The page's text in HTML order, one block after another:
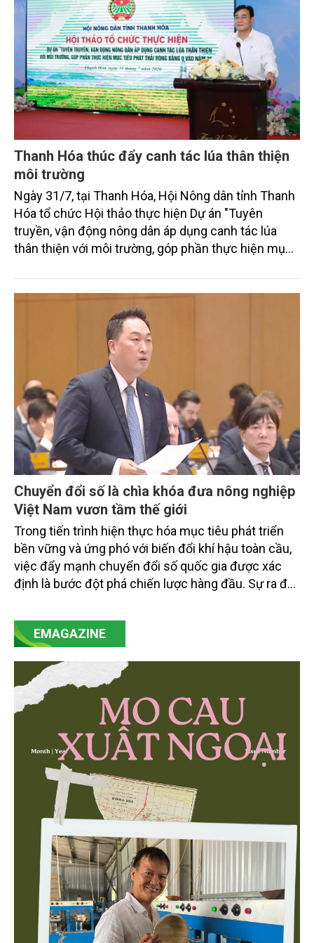
Thanh Hóa thúc đẩy canh tác lúa thân thiện
môi trường
Ngày 31/7, tại Thanh Hóa, Hội Nông dân tỉnh Thanh
Hóa tổ chức Hội thảo thực hiện Dự án "Tuyên
truyền, vận động nông dân áp dụng canh tác lúa
thân thiện với môi trường, góp phần thực hiện mục
trình thu hút sự tham gia của đông đảo đại biểu đến
từ các cơ quan quản lý nhà nước, đơn vị nghiên cứu,
doanh nghiệp, hợp tác xã và nông dân đang trực
tiếp triển khai mô hình sản xuất lúa phát thải thấp.
Chuyển đổi số là chìa khóa đưa nông nghiệp
Việt Nam vươn tầm thế giới
Trong tiến trình hiện thực hóa mục tiêu phát triển
bền vững và ứng phó với biến đổi khí hậu toàn cầu,
việc đẩy mạnh chuyển đổi số quốc gia được xác
định là bước đột phá chiến lược hàng đầu. Sự ra đời
mạnh mẽ, thúc đẩy quá trình cải cách toàn diện,
minh bạch hóa chuỗi cung ứng và nâng cao hiệu
then chốt là nông nghiệp và môi trường.
EMAGAZINE